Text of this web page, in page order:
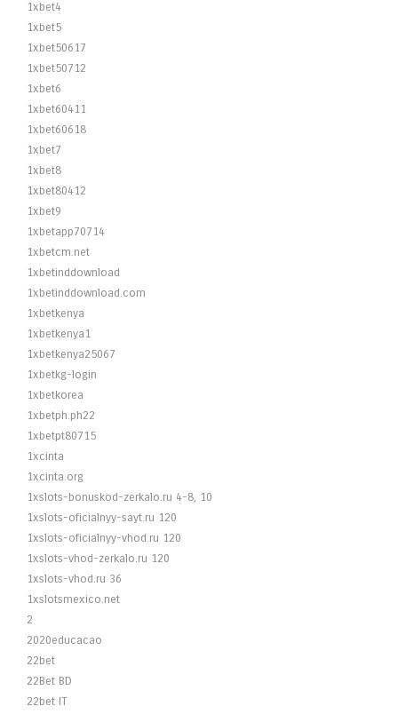
1xbet4
1xbet5
1xbet50617
1xbet50712
1xbet6
1xbet60411
1xbet60618
1xbet7
1xbet8
1xbet80412
1xbet9
1xbetapp70714
1xbetcm.net
1xbetinddownload
1xbetinddownload.com
1xbetkenya
1xbetkenya1
1xbetkenya25067
1xbetkg-login
1xbetkorea
1xbetph.ph22
1xbetpt80715
1xcinta
1xcinta.org
1xslots-bonuskod-zerkalo.ru 4-8, 10
1xslots-oficialnyy-sayt.ru 120
1xslots-oficialnyy-vhod.ru 120
1xslots-vhod-zerkalo.ru 120
1xslots-vhod.ru 36
1xslotsmexico.net
2
2020educacao
22bet
22Bet BD
22bet IT